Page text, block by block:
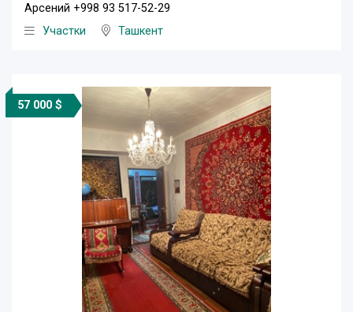
Арсений +998 93 517-52-29
Участки
Ташкент
57 000 $